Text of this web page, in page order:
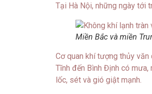
Tại Hà Nội, những ngày tới
Miền Bắc và miền
Cơ quan khí tượng thủy
Tĩnh đến Bình Định có
lốc, sét và gió giật mạnh.